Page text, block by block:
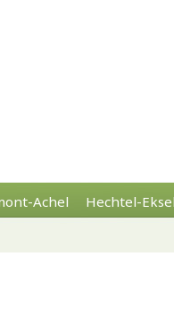
Achel Hechtel-